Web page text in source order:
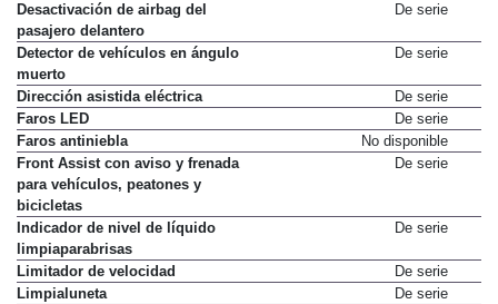
Desactivación de airbag del
pasajero delantero
De serie
Detector de vehículos en ángulo
muerto
De serie
Dirección asistida eléctrica
De serie
Faros LED
De serie
Faros antiniebla
No disponible
Front Assist con aviso y frenada
para vehículos, peatones y
bicicletas
De serie
Indicador de nivel de líquido
limpiaparabrisas
De serie
Limitador de velocidad
De serie
Limpialuneta
De serie